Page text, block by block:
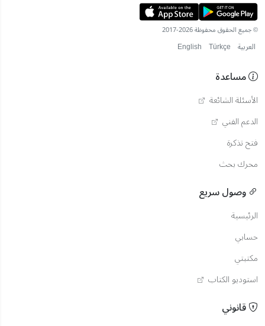
© جميع الحقوق محفوظة 2026-2017
العربية English Türkçe
مساعدة
الأسئلة الشائعة
الدعم الفني
فتح تذكرة
محرك بحث
وصول سريع
الرئيسية
حسابي
مكتبتي
استوديو الكتاب
قانوني